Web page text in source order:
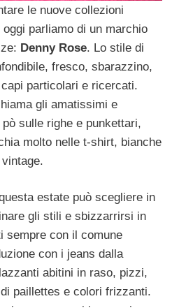
le nuove collezioni
parliamo di un marchio
Denny Rose. Lo stile di
fresco, sbarazzino,
particolari e ricercati.
gli amatissimi e
sulle righe e punkettari,
molto nelle t-shirt, bianche
estate può scegliere in
gli stili e sbizzarrirsi in
sempre con il comune
con i jeans dalla
abitini in raso, pizzi,
paillettes e colori frizzanti.